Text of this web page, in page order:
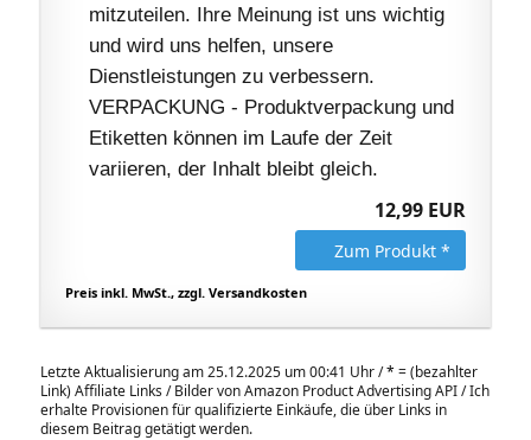
mitzuteilen. Ihre Meinung ist uns wichtig
und wird uns helfen, unsere
Dienstleistungen zu verbessern.
VERPACKUNG - Produktverpackung und
Etiketten können im Laufe der Zeit
variieren, der Inhalt bleibt gleich.
12,99 EUR
Zum Produkt *
Preis inkl. MwSt., zzgl. Versandkosten
Letzte Aktualisierung am 25.12.2025 um 00:41 Uhr /* = (bezahlter
Link) Affiliate Links / Bilder von Amazon Product Advertising API / Ich
erhalte Provisionen für qualifizierte Einkäufe, die über Links in
diesem Beitrag getätigt werden.